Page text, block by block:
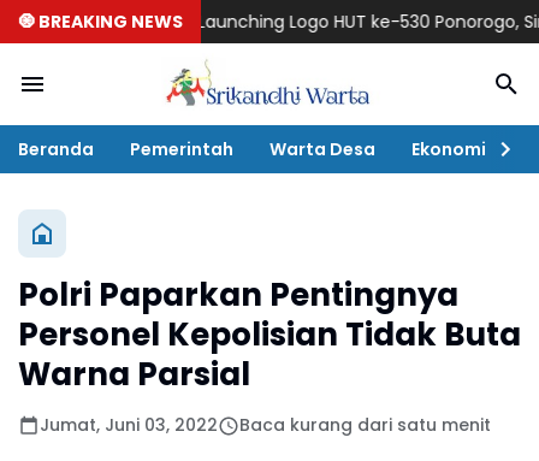
🧿 BREAKING NEWSLaunching Logo HUT ke-530 Ponorogo, Simbol
Beranda Pemerintah Warta Desa Ekonomi
Polri Paparkan Pentingnya
Personel Kepolisian Tidak Buta
Warna Parsial
Jumat, Juni 03, 2022 Baca kurang dari satu menit